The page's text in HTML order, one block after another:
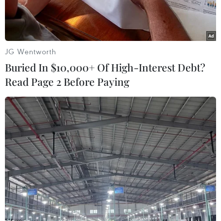
Bão Noru gây ảnh hưởng đến miền Đông Bắc Thái Lan.
(Nguồn: thaipbsworld)
Bão Noru đã tràn tới khu vực Đông Bắc Thái Lan
đêm 28 rạng sáng 29/9, gây gió mạnh và mưa
JG Wentworth
Buried In $10,000+ Of High-Interest Debt?
Read Page 2 Before Paying